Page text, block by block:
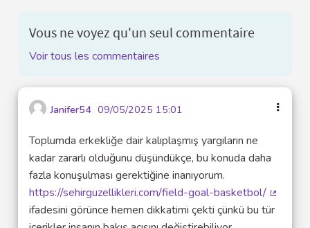
Vous ne voyez qu'un seul commentaire
Voir tous les commentaires
Janifer54 09/05/2025 15:01
Toplumda erkekliğe dair kalıplaşmış yargıların ne
kadar zararlı olduğunu düşündükçe, bu konuda daha
fazla konuşulması gerektiğine inanıyorum.
https://sehirguzellikleri.com/field-goal-basketbol/
(Lien
ifadesini görünce hemen dikkatimi çekti çünkü bu tür